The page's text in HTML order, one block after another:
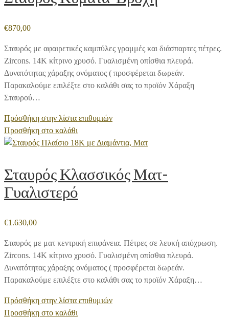
€870,00
Σταυρός με αφαιρετικές καμπύλες γραμμές και διάσπαρτες πέτρες.
Zircons. 14Κ κίτρινο χρυσό. Γυαλισμένη οπίσθια πλευρά.
Δυνατότητας χάραξης ονόματος ( προσφέρεται δωρεάν.
Παρακαλούμε επιλέξτε στο καλάθι σας το προϊόν Χάραξη
Σταυρού…
Πρόσθήκη στην λίστα επιθυμιών
Προσθήκη στο καλάθι
Σταυρός Κλασσικός Ματ-
Γυαλιστερό
€1.630,00
Σταυρός με ματ κεντρική επιφάνεια. Πέτρες σε λευκή απόχρωση.
Zircons. 14Κ κίτρινο χρυσό. Γυαλισμένη οπίσθια πλευρά.
Δυνατότητας χάραξης ονόματος ( προσφέρεται δωρεάν.
Παρακαλούμε επιλέξτε στο καλάθι σας το προϊόν Χάραξη…
Πρόσθήκη στην λίστα επιθυμιών
Προσθήκη στο καλάθι